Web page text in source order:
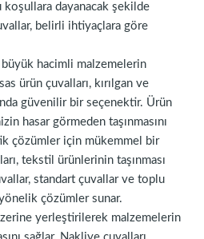
koşullara dayanacak şekilde
belirli ihtiyaçlara göre
hacimli malzemelerin
ürün çuvalları, kırılgan ve
güvenilir bir seçenektir. Ürün
hasar görmeden taşınmasını
çözümler için mükemmel bir
tekstil ürünlerinin taşınması
standart çuvallar ve toplu
çözümler sunar.
yerleştirilerek malzemelerin